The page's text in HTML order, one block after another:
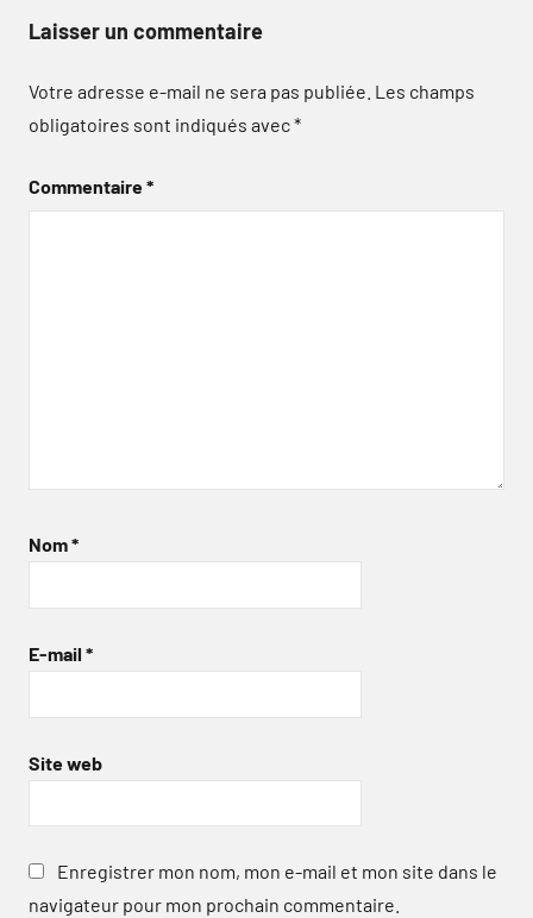
Laisser un commentaire
Votre adresse e-mail ne sera pas publiée. Les champs
obligatoires sont indiqués avec*
Commentaire*
Nom*
E-mail *
Site web
Enregistrer mon nom, mon e-mail et mon site dans le
navigateur pour mon prochain commentaire.